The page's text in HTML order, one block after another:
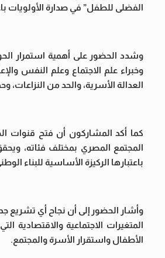
الفضلى للطفل” في صدارة الأولويات
وشدد الحضور على أهمية استمرار
وخبراء علم الاجتماع وعلم النفس
العدالة الأسرية، والحد من النزاعات،
كما أكد المشاركون أن فتح قنوات
المجتمع المصري بمختلف فئاته،
باعتبارها الركيزة الأساسية للبناء
وأشار الحضور إلى أن نجاح أي تشريع
المتغيرات الاجتماعية
الأطفال واستقرار الأسرة والمجتمع.